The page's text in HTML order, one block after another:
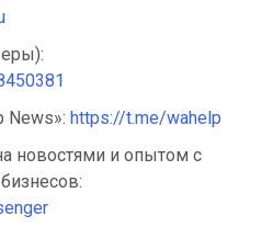
News»: https://t.me/wahelp
новостями и опытом с